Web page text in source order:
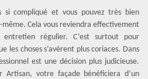
si compliqué et vous pouvez très bien
même. Cela vous reviendra effectivement
régulier. C’est surtout pour
les choses s’avèrent plus coriaces. Dans
est une décision plus judicieuse.
Artisan, votre façade bénéficiera d’un